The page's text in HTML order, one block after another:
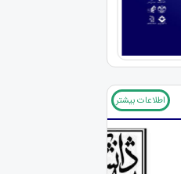
اطلاعات بیشتر